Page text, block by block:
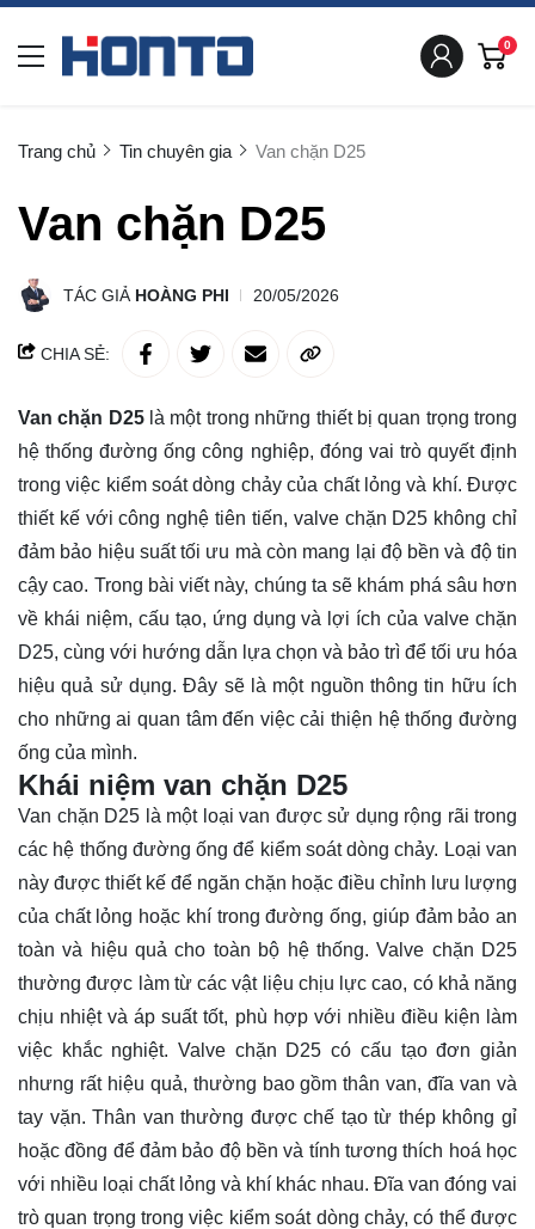
0
Trang chủ Tin chuyên gia Van chặn D25
Van chặn D25
TÁC GIẢ HOÀNG PHI 20/05/2026
CHIA SẺ:
Van chặn D25 là một trong những thiết bị quan trọng trong
hệ thống đường ống công nghiệp, đóng vai trò quyết định
trong việc kiểm soát dòng chảy của chất lỏng và khí. Được
thiết kế với công nghệ tiên tiến, valve chặn D25 không chỉ
đảm bảo hiệu suất tối ưu mà còn mang lại độ bền và độ tin
cậy cao. Trong bài viết này, chúng ta sẽ khám phá sâu hơn
về khái niệm, cấu tạo, ứng dụng và lợi ích của valve chặn
D25, cùng với hướng dẫn lựa chọn và bảo trì để tối ưu hóa
hiệu quả sử dụng. Đây sẽ là một nguồn thông tin hữu ích
cho những ai quan tâm đến việc cải thiện hệ thống đường
ống của mình.
Khái niệm van chặn D25
Van chặn D25 là một loại van được sử dụng rộng rãi trong
các hệ thống đường ống để kiểm soát dòng chảy. Loại van
này được thiết kế để ngăn chặn hoặc điều chỉnh lưu lượng
của chất lỏng hoặc khí trong đường ống, giúp đảm bảo an
toàn và hiệu quả cho toàn bộ hệ thống. Valve chặn D25
thường được làm từ các vật liệu chịu lực cao, có khả năng
chịu nhiệt và áp suất tốt, phù hợp với nhiều điều kiện làm
việc khắc nghiệt. Valve chặn D25 có cấu tạo đơn giản
nhưng rất hiệu quả, thường bao gồm thân van, đĩa van và
tay vặn. Thân van thường được chế tạo từ thép không gỉ
hoặc đồng để đảm bảo độ bền và tính tương thích hoá học
với nhiều loại chất lỏng và khí khác nhau. Đĩa van đóng vai
trò quan trọng trong việc kiểm soát dòng chảy, có thể được